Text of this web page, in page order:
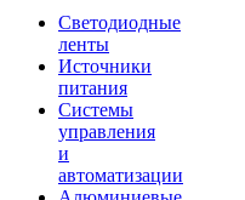
Светодиодные
ленты
Источники
питания
Системы
управления
и
автоматизации